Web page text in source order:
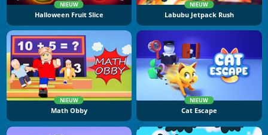
NIEUW
Halloween Fruit Slice
NIEUW
Labubu Jetpack Rush
NIEUW
Math Obby
NIEUW
Cat Escape